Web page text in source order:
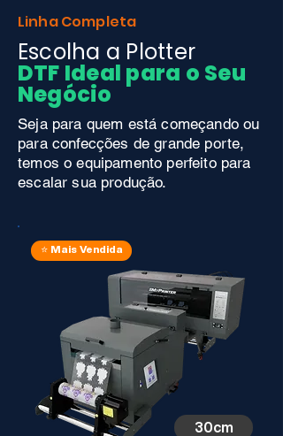
Linha Completa
Escolha a Plotter
DTF Ideal para o Seu
Negócio
Seja para quem está começando ou
para confecções de grande porte,
temos o equipamento perfeito para
escalar sua produção.
⭐ Mais Vendida
30cm